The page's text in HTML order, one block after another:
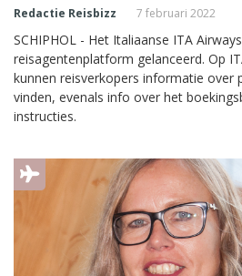
Redactie Reisbizz 7 februari 2022
SCHIPHOL - Het Italiaanse ITA
reisagentenplatform gelanceerd. Op
kunnen reisverkopers informatie over
vinden, evenals info over het
instructies.